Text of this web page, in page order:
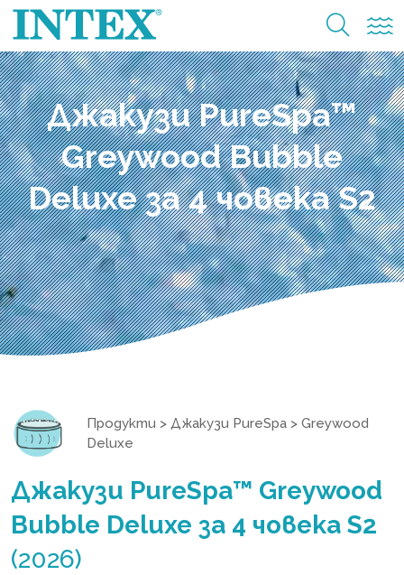
Джакузи PureSpa™
Greywood Bubble
Deluxe за 4 човека S2
Продукти > Джакузи PureSpa > Greywood
Deluxe
Джакузи PureSpa™ Greywood
Bubble Deluxe за 4 човека S2
(2026)